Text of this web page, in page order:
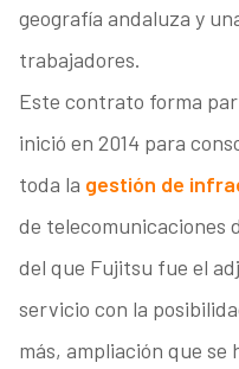
geografía andaluza y
trabajadores.
Este contrato forma
inició en 2014 para
toda la gestión de
de telecomunicaciones
del que Fujitsu fue el
servicio con la
más, ampliación que se